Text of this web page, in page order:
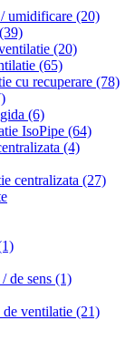
umidificare (20)
(39)
(20)
(65)
cu recuperare (78)
(6)
IsoPipe (64)
(4)
centralizata (27)
de sens (1)
ventilatie (21)